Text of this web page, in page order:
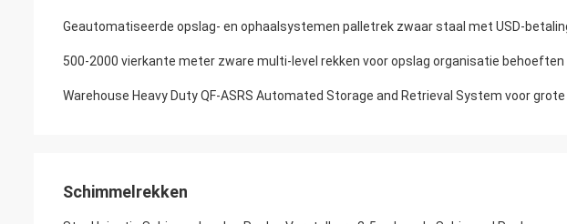
Geautomatiseerde opslag- en ophaalsystemen palletrek zwaar staal met USD-
500-2000 vierkante meter zware multi-level rekken voor opslag organisatie behoeften
Warehouse Heavy Duty QF-ASRS Automated Storage and Retrieval System voor
Schimmelrekken